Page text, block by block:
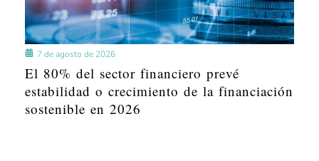
7 de agosto de 2026
El 80% del sector financiero prevé
estabilidad o crecimiento de la financiación
sostenible en 2026